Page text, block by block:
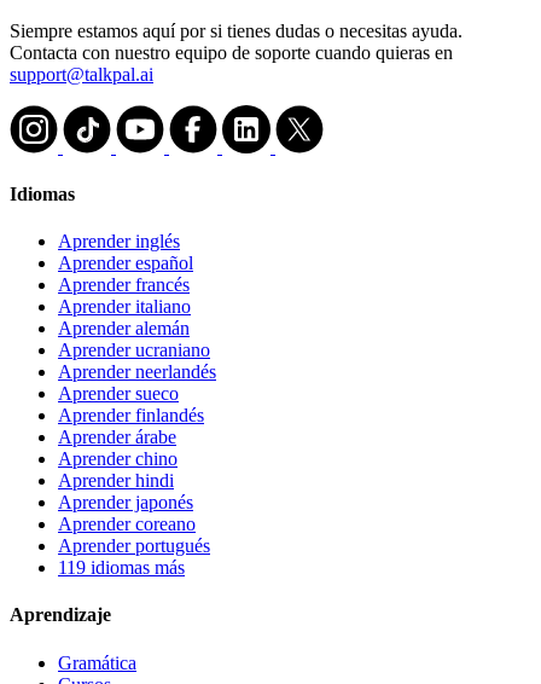
Siempre estamos aquí por si tienes dudas o necesitas ayuda.
Contacta con nuestro equipo de soporte cuando quieras en
support@talkpal.ai
Idiomas
Aprender inglés
Aprender español
Aprender francés
Aprender italiano
Aprender alemán
Aprender ucraniano
Aprender neerlandés
Aprender sueco
Aprender finlandés
Aprender árabe
Aprender chino
Aprender hindi
Aprender japonés
Aprender coreano
Aprender portugués
119 idiomas más
Aprendizaje
Gramática